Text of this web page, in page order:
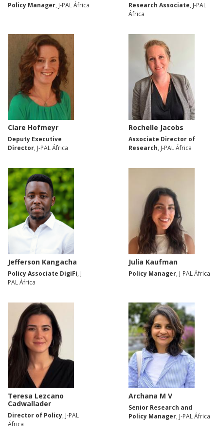
Policy Manager, J-PAL África Research Associate, J-PAL
África
Clare Hofmeyr
Deputy Executive
Director, J-PAL África
Rochelle Jacobs
Associate Director of
Research, J-PAL África
Jefferson Kangacha
Policy Associate DigiFi, J-
PAL África
Julia Kaufman
Policy Manager, J-PAL África
Teresa Lezcano
Cadwallader
Director of Policy, J-PAL
África
Archana M V
Senior Research and
Policy Manager, J-PAL África